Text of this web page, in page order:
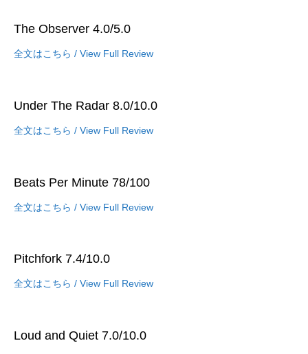
The Observer 4.0/5.0
全文はこちら / View Full Review
Under The Radar 8.0/10.0
全文はこちら / View Full Review
Beats Per Minute 78/100
全文はこちら / View Full Review
Pitchfork 7.4/10.0
全文はこちら / View Full Review
Loud and Quiet 7.0/10.0